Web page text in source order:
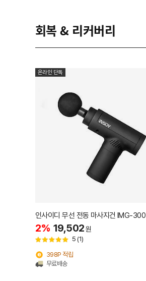
회복 & 리커버리
온라인 단독
인사이디 무선 전동 마사지건 IMG-300
2% 19,502원
5 (1)
398P 적립
무료배송